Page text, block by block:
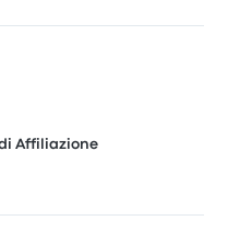
Affiliazione